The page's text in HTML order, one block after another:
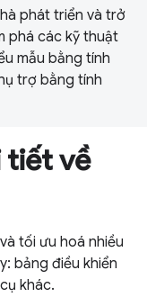
phát triển và trở
phá các kỹ thuật
mẫu bằng tính
trợ bằng tính
tiết về
tối ưu hoá nhiều
bảng điều khiển
khác.